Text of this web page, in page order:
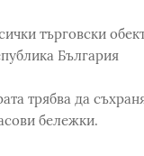
търговски
България
трябва да
бележки.